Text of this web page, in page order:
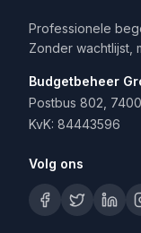
Professionele
Zonder wachtlijst,
Budgetbeheer
Postbus 802,
KvK: 84443596
Volg ons